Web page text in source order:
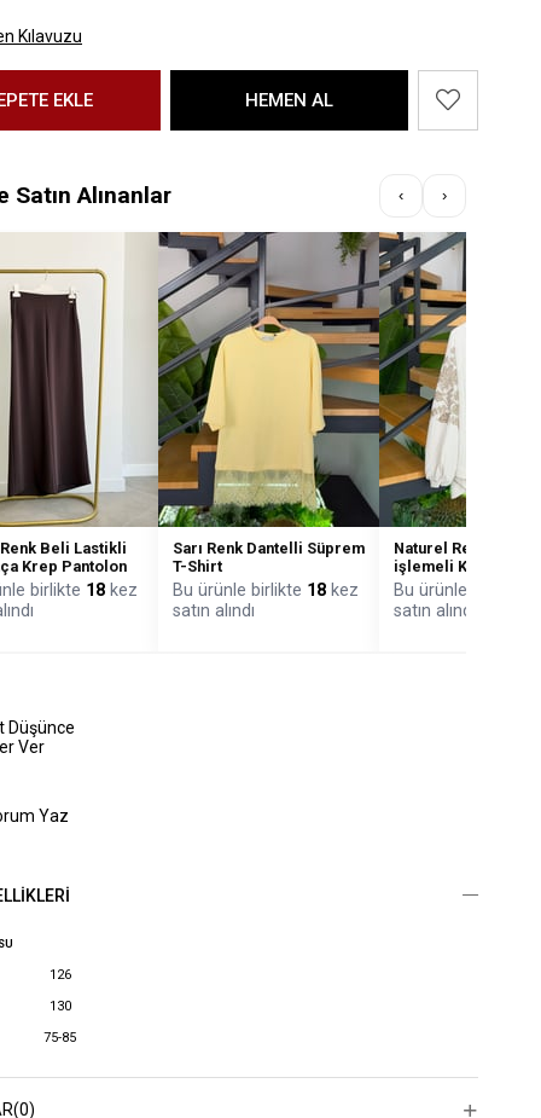
Kılavuzu
Satın Alınanlar ‹ ›
Beli Lastikli
Krep Pantolon
birlikte 18 kez
Sarı Renk Dantelli Süprem
T-Shirt
Bu ürünle birlikte 18 kez
satın alındı
Naturel Renk Nakış
işlemeli Keten
Bu ürünle birlikte
satın alındı
Düşünce
Ver
Yaz
126
130
75-85
(0)